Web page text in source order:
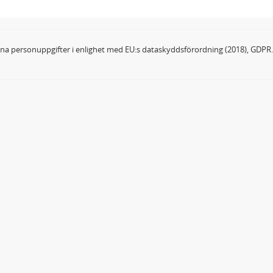
personuppgifter i enlighet med EU:s dataskyddsförordning (2018), GDPR.